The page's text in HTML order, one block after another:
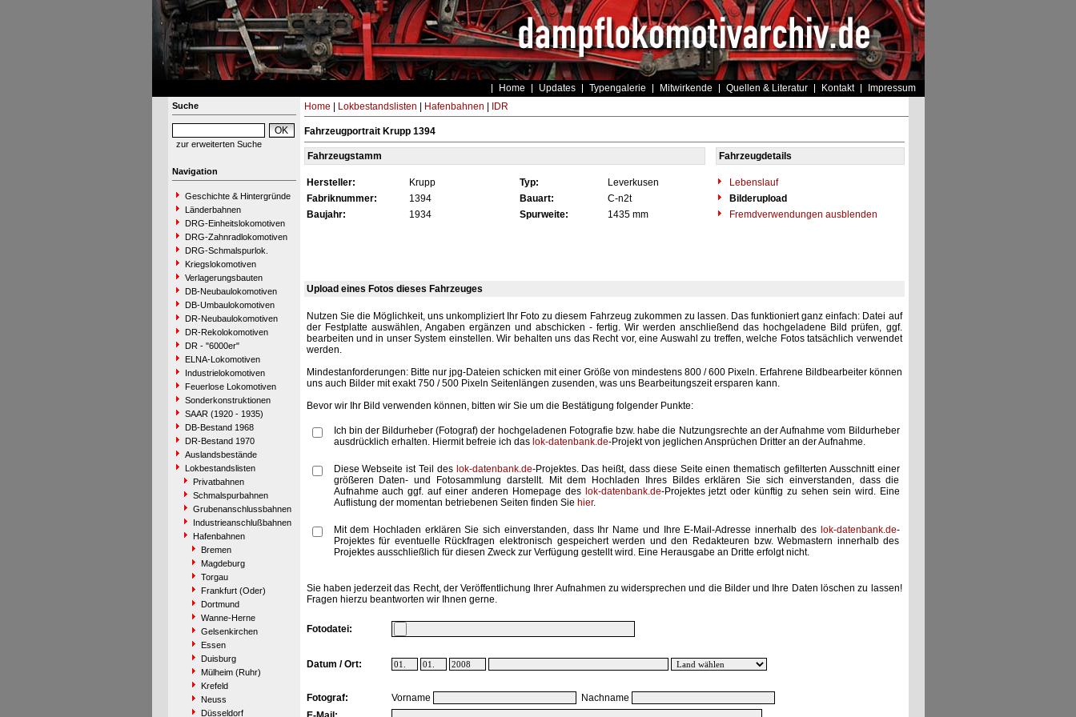
Home Updates Typengalerie Mitwirkende Quellen & Literatur Kontakt Impressum
Suche
zur erweiterten Suche
Navigation
Geschichte & Hintergründe
Länderbahnen
DRG-Einheitslokomotiven
DRG-Zahnradlokomotiven
DRG-Schmalspurlok.
Kriegslokomotiven
Verlagerungsbauten
DB-Neubaulokomotiven
DB-Umbaulokomotiven
DR-Neubaulokomotiven
DR-Rekolokomotiven
DR - "6000er"
ELNA-Lokomotiven
Industrielokomotiven
Feuerlose Lokomotiven
Sonderkonstruktionen
SAAR (1920 - 1935)
DB-Bestand 1968
DR-Bestand 1970
Auslandsbestände
Lokbestandslisten
Privatbahnen
Schmalspurbahnen
Grubenanschlussbahnen
Industrieanschlußbahnen
Hafenbahnen
Bremen
Magdeburg
Torgau
Frankfurt (Oder)
Dortmund
Wanne-Herne
Gelsenkirchen
Essen
Duisburg
Mülheim (Ruhr)
Krefeld
Neuss
Düsseldorf
Home Lokbestandslisten Hafenbahnen IDR
Fahrzeugportrait Krupp 1394
Fahrzeugstamm Fahrzeugdetails
Hersteller: Krupp Typ: Leverkusen
Lebenslauf
Fabriknummer:
1394 Bauart: C-n2t
Bilderupload
Baujahr:
1934 Spurweite: 1435 mm Fremdverwendungen ausblenden
Upload eines Fotos dieses Fahrzeuges
Nutzen Sie die Möglichkeit, uns unkompliziert Ihr Foto zu diesem Fahrzeug zukommen zu lassen. Das funktioniert ganz einfach: Datei auf
der Festplatte auswählen, Angaben ergänzen und abschicken - fertig. Wir werden anschließend das hochgeladene Bild prüfen, ggf.
bearbeiten und in unser System einstellen. Wir behalten uns das Recht vor, eine Auswahl zu treffen, welche Fotos tatsächlich verwendet
werden.
Mindestanforderungen: Bitte nur jpg-Dateien schicken mit einer Größe von mindestens 800 / 600 Pixeln. Erfahrene Bildbearbeiter können
uns auch Bilder mit exakt 750 / 500 Pixeln Seitenlängen zusenden, was uns Bearbeitungszeit ersparen kann.
Bevor wir Ihr Bild verwenden können, bitten wir Sie um die Bestätigung folgender Punkte:
Ich bin der Bildurheber (Fotograf) der hochgeladenen Fotografie bzw. habe die Nutzungsrechte an der Aufnahme vom Bildurheber
ausdrücklich erhalten. Hiermit befreie ich das lok-datenbank.de-Projekt von jeglichen Ansprüchen Dritter an der Aufnahme.
Diese Webseite ist Teil des lok-datenbank.de-Projektes. Das heißt, dass diese Seite einen thematisch gefilterten Ausschnitt einer
größeren Daten- und Fotosammlung darstellt. Mit dem Hochladen Ihres Bildes erklären Sie sich einverstanden, dass die
Aufnahme auch ggf. auf einer anderen Homepage des lok-datenbank.de-Projektes jetzt oder künftig zu sehen sein wird. Eine
Auflistung der momentan betriebenen Seiten finden Sie hier.
Mit dem Hochladen erklären Sie sich einverstanden, dass Ihr Name und Ihre E-Mail-Adresse innerhalb des lok-datenbank.de-
Projektes für eventuelle Rückfragen elektronisch gespeichert werden und den Redakteuren bzw. Webmastern innerhalb des
Projektes ausschließlich für diesen Zweck zur Verfügung gestellt wird. Eine Herausgabe an Dritte erfolgt nicht.
Sie haben jederzeit das Recht, der Veröffentlichung Ihrer Aufnahmen zu widersprechen und die Bilder und Ihre Daten löschen zu lassen!
Fragen hierzu beantworten wir Ihnen gerne.
Fotodatei:
Datum / Ort:
Fotograf: Vorname
Nachname